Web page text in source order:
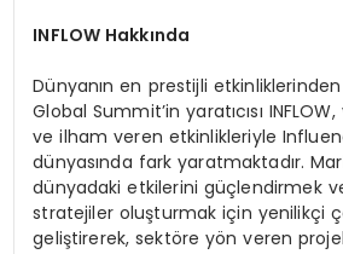
INFLOW Hakkında
Dünyanın en prestijli etkinliklerinden
Global Summit’in yaratıcısı
ve ilham veren etkinlikleriyle
dünyasında fark yaratmaktadır.
dünyadaki etkilerini güçlendirmek
stratejiler oluşturmak için yenilikçi
geliştirerek, sektöre yön veren